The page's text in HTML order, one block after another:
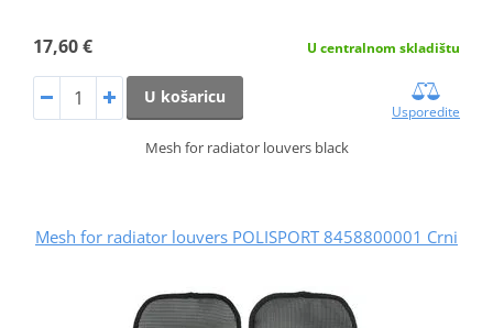
17,60 € U centralnom skladištu
U košaricu
Usporedite
Mesh for radiator louvers black
Mesh for radiator louvers POLISPORT 8458800001 Crni